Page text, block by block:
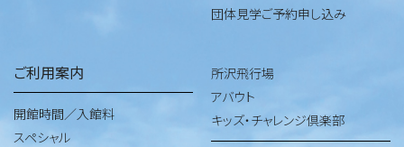
団体見学ご予約申し込み
ご利用案内
開館時間／入館料
スペシャル
所沢飛行場
アバウト
キッズ・チャレンジ倶楽部